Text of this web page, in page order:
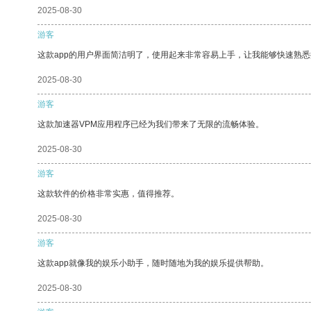
2025-08-30
游客
这款app的用户界面简洁明了，使用起来非常容易上手，让我能够快速熟
2025-08-30
游客
这款加速器VPM应用程序已经为我们带来了无限的流畅体验。
2025-08-30
游客
这款软件的价格非常实惠，值得推荐。
2025-08-30
游客
这款app就像我的娱乐小助手，随时随地为我的娱乐提供帮助。
2025-08-30